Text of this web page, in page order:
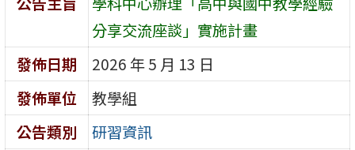
分享交流座談」實施計畫
發佈日期
2026 年 5 月 13 日
發佈單位
教學組
公告類別
研習資訊